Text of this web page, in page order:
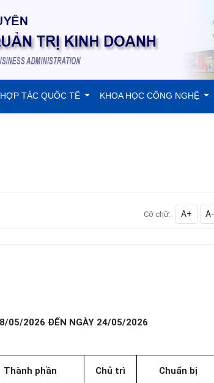
HỢP TÁC QUỐC TẾ KHOA HỌC CÔNG NGHỆ
Cỡ chữ: A+ A-
05/2026 ĐẾN NGÀY 24/05/2026
Thành phần Chủ trì Chuẩn bị